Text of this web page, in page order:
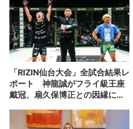
「RIZIN仙台大会」全試合結果レ
ポート 神龍誠がフライ級王座
戴冠、扇久保博正との因縁に決